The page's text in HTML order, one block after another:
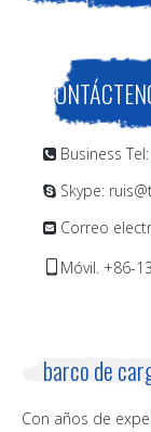
 Business
 Skype:
 Correo
Móvil. +86-
barco de
Con años de